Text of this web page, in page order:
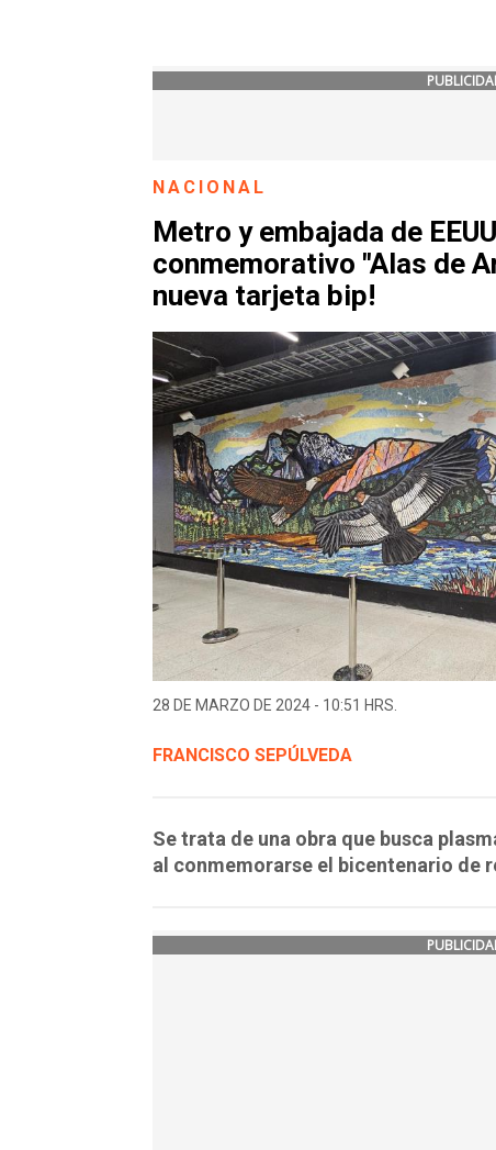
NACIONAL
Metro y embajada de
conmemorativo "Alas de
nueva tarjeta bip!
28 DE MARZO DE 2024 - 10:51 HRS.
FRANCISCO SEPÚLVEDA
Se trata de una obra que busca
al conmemorarse el bicentenario de